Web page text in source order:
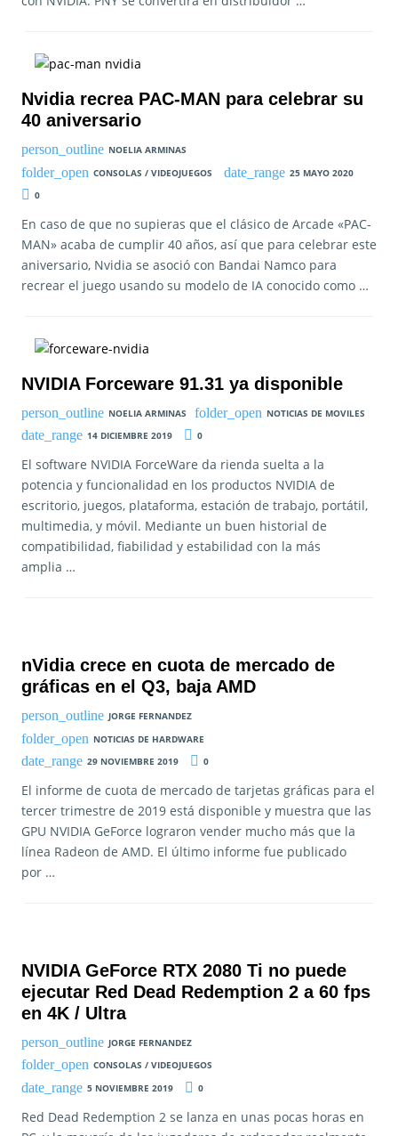
Nvidia recrea PAC-MAN para celebrar su
40 aniversario
NOELIA ARMINAS
CONSOLAS / VIDEOJUEGOS
25 MAYO 2020
0
En caso de que no supieras que el clásico de Arcade «PAC-
MAN» acaba de cumplir 40 años, así que para celebrar este
aniversario, Nvidia se asoció con Bandai Namco para
recrear el juego usando su modelo de IA conocido como …
NVIDIA Forceware 91.31 ya disponible
NOELIA ARMINAS
NOTICIAS DE MOVILES
14 DICIEMBRE 2019
0
El software NVIDIA ForceWare da rienda suelta a la
potencia y funcionalidad en los productos NVIDIA de
escritorio, juegos, plataforma, estación de trabajo, portátil,
multimedia, y móvil. Mediante un buen historial de
compatibilidad, fiabilidad y estabilidad con la más
amplia …
nVidia crece en cuota de mercado de
gráficas en el Q3, baja AMD
JORGE FERNANDEZ
NOTICIAS DE HARDWARE
29 NOVIEMBRE 2019
0
El informe de cuota de mercado de tarjetas gráficas para el
tercer trimestre de 2019 está disponible y muestra que las
GPU NVIDIA GeForce lograron vender mucho más que la
línea Radeon de AMD. El último informe fue publicado
por …
NVIDIA GeForce RTX 2080 Ti no puede
ejecutar Red Dead Redemption 2 a 60 fps
en 4K / Ultra
JORGE FERNANDEZ
CONSOLAS / VIDEOJUEGOS
5 NOVIEMBRE 2019
0
Red Dead Redemption 2 se lanza en unas pocas horas en